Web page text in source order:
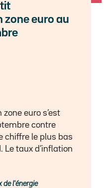
zone euro au
zone euro s’est
contre
chiffre le plus bas
Le taux d’inflation
de l'énergie